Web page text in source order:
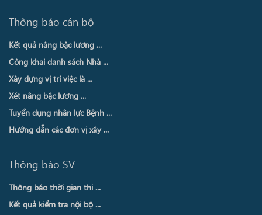
Thông báo cán bộ
Kết quả nâng bậc lương ...
Công khai danh sách Nhà ...
Xây dựng vị trí việc là ...
Xét nâng bậc lương ...
Tuyển dụng nhân lực Bệnh ...
Hướng dẫn các đơn vị xây ...
Thông báo SV
Thông báo thời gian thi ...
Kết quả kiểm tra nội bộ ...